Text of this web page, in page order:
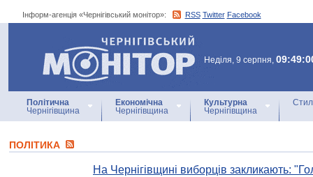
Інформ-агенція «Чернігівський монітор»: RSS Twitter Facebook
Інформ-агенція
«Чернігівський монітор»
Неділя, 9 серпня,
Політична
Чернігівщина
Економічна
Чернігівщина
Культурна
Чернігівщина
ПОЛІТИКА
На Чернігівщині виборців закликають: